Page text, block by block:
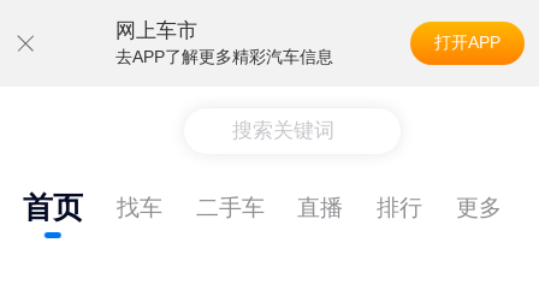
网上车市
去APP了解更多精彩汽车信息
打开APP
搜索关键词
首页 找车 二手车 直播 排行 更多